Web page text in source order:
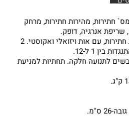
חתירות, מהירות חתירות, מרחק
שריפת אנרגיה, דופק.
הגדרות צג: זמן, מרחק, מהירות חתירות, עם אות ויזואלי ואקוסטי. 2
בין 1 ל-12.
לתנועה חלקה. תחתיות למניעת